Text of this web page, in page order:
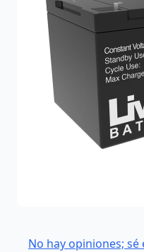
No hay opiniones;